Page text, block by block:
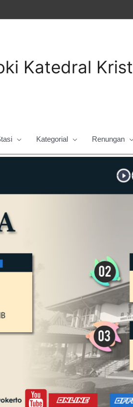
Katedral
Kategorial Renungan